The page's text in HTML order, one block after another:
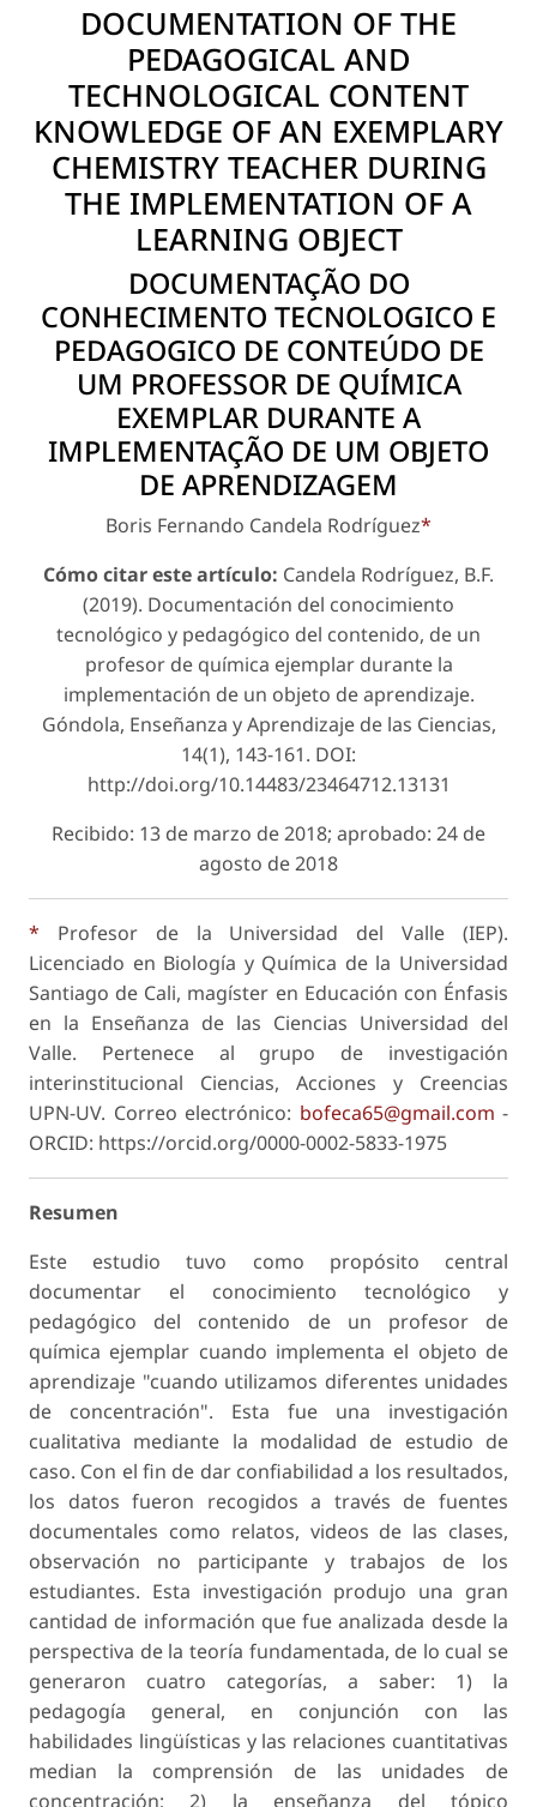
DOCUMENTATION OF THE
PEDAGOGICAL AND
TECHNOLOGICAL CONTENT
KNOWLEDGE OF AN EXEMPLARY
CHEMISTRY TEACHER DURING
THE IMPLEMENTATION OF A
LEARNING OBJECT
DOCUMENTAÇÃO DO
CONHECIMENTO TECNOLOGICO E
PEDAGOGICO DE CONTEÚDO DE
UM PROFESSOR DE QUÍMICA
EXEMPLAR DURANTE A
IMPLEMENTAÇÃO DE UM OBJETO
DE APRENDIZAGEM
Boris Fernando Candela Rodríguez*
Cómo citar este artículo: Candela Rodríguez, B.F.
(2019). Documentación del conocimiento
tecnológico y pedagógico del contenido, de un
profesor de química ejemplar durante la
implementación de un objeto de aprendizaje.
Góndola, Enseñanza y Aprendizaje de las Ciencias,
14(1), 143-161. DOI:
http://doi.org/10.14483/23464712.13131
Recibido: 13 de marzo de 2018; aprobado: 24 de
agosto de 2018
* Profesor de la Universidad del Valle (IEP).
Licenciado en Biología y Química de la Universidad
Santiago de Cali, magíster en Educación con Énfasis
en la Enseñanza de las Ciencias Universidad del
Valle. Pertenece al grupo de investigación
interinstitucional Ciencias, Acciones y Creencias
UPN-UV. Correo electrónico: bofeca65@gmail.com -
ORCID: https://orcid.org/0000-0002-5833-1975
Resumen
Este estudio tuvo como propósito central
documentar el conocimiento tecnológico y
pedagógico del contenido de un profesor de
química ejemplar cuando implementa el objeto de
aprendizaje "cuando utilizamos diferentes unidades
de concentración". Esta fue una investigación
cualitativa mediante la modalidad de estudio de
caso. Con el fin de dar confiabilidad a los resultados,
los datos fueron recogidos a través de fuentes
documentales como relatos, videos de las clases,
observación no participante y trabajos de los
estudiantes. Esta investigación produjo una gran
cantidad de información que fue analizada desde la
perspectiva de la teoría fundamentada, de lo cual se
generaron cuatro categorías, a saber: 1) la
pedagogía general, en conjunción con las
habilidades lingüísticas y las relaciones cuantitativas
median la comprensión de las unidades de
concentración; 2) la enseñanza del tópico